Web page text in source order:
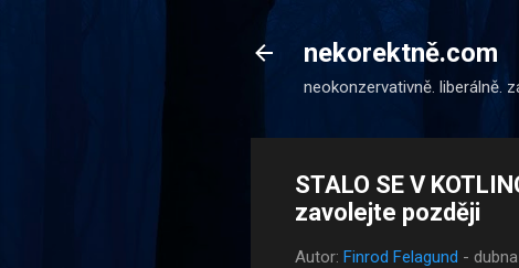
nekorektně.com
neokonzervativně. liberálně.
STALO SE V
zavolejte později
Autor: Finrod Felagund -